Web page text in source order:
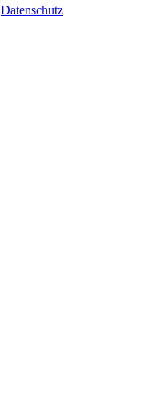
Datenschutz